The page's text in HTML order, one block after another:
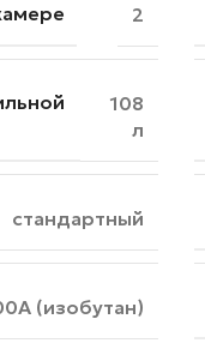
2
108
л
стандартный
(изобутан)